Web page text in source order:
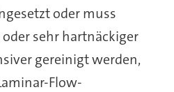
oder muss
sehr hartnäckiger
gereinigt werden,
Flow-